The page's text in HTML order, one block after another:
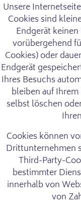
Unsere
Cookies sind
Endgerät
vorübergehend
Cookies) oder
Endgerät
Ihres Besuchs
bleiben auf
selbst löschen
Cookies können
Drittunternehmen
Third-Party-
bestimmter
innerhalb von
von